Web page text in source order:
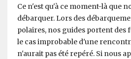
Ce n'est qu'à ce moment-là que
débarquer. Lors des
polaires, nos guides portent des
le cas improbable d'une
n'aurait pas été repéré. Si nous